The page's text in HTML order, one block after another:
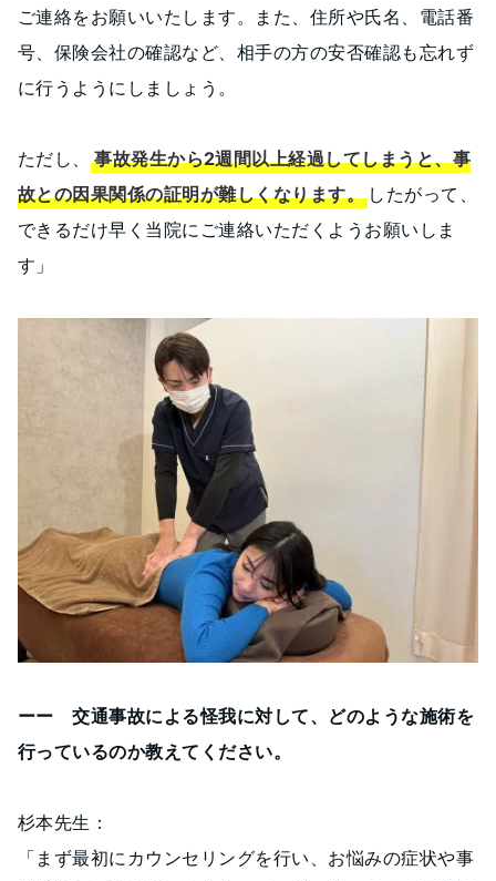
ご連絡をお願いいたします。また、住所や氏名、電話番
号、保険会社の確認など、相手の方の安否確認も忘れず
に行うようにしましょう。
ただし、
事故発生から2週間以上経過してしまうと、事
故との因果関係の証明が難しくなります。 したがって、
できるだけ早く当院にご連絡いただくようお願いしま
す」
ーー 交通事故による怪我に対して、どのような施術を
行っているのか教えてください。
杉本先生：
「まず最初にカウンセリングを行い、お悩みの症状や事